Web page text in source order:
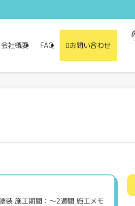
会社概要 FAQ お問い合わせ
施工期間：～2週間 施工メモ